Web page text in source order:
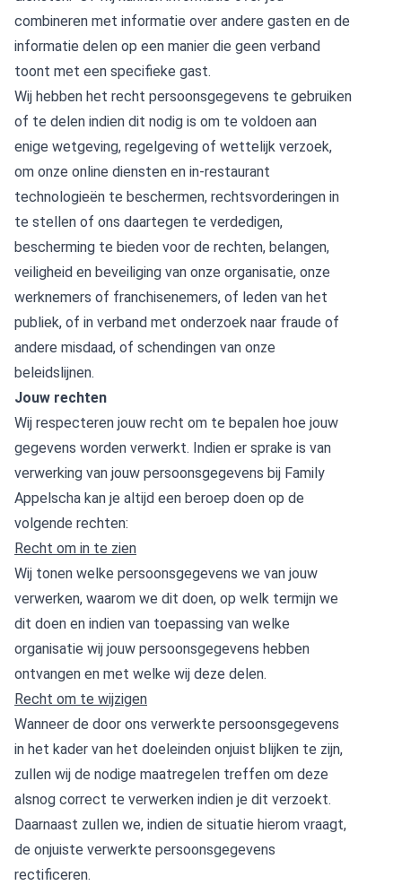
combineren met informatie over andere gasten en de
informatie delen op een manier die geen verband
toont met een specifieke gast.
Wij hebben het recht persoonsgegevens te gebruiken
of te delen indien dit nodig is om te voldoen aan
enige wetgeving, regelgeving of wettelijk verzoek,
om onze online diensten en in-restaurant
technologieën te beschermen, rechtsvorderingen in
te stellen of ons daartegen te verdedigen,
bescherming te bieden voor de rechten, belangen,
veiligheid en beveiliging van onze organisatie, onze
werknemers of franchisenemers, of leden van het
publiek, of in verband met onderzoek naar fraude of
andere misdaad, of schendingen van onze
beleidslijnen.
Jouw rechten
Wij respecteren jouw recht om te bepalen hoe jouw
gegevens worden verwerkt. Indien er sprake is van
verwerking van jouw persoonsgegevens bij Family
Appelscha kan je altijd een beroep doen op de
volgende rechten:
Recht om in te zien
Wij tonen welke persoonsgegevens we van jouw
verwerken, waarom we dit doen, op welk termijn we
dit doen en indien van toepassing van welke
organisatie wij jouw persoonsgegevens hebben
ontvangen en met welke wij deze delen.
Recht om te wijzigen
Wanneer de door ons verwerkte persoonsgegevens
in het kader van het doeleinden onjuist blijken te zijn,
zullen wij de nodige maatregelen treffen om deze
alsnog correct te verwerken indien je dit verzoekt.
Daarnaast zullen we, indien de situatie hierom vraagt,
de onjuiste verwerkte persoonsgegevens
rectificeren.